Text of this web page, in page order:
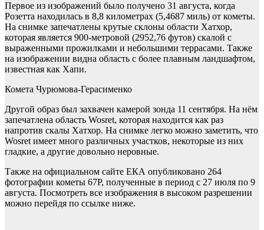
Первое из изображений было получено 31 августа, когда
Розетта находилась в 8,8 километрах (5,4687 миль) от кометы.
На снимке запечатлены крутые склоны области Хатхор,
которая является 900-метровой (2952,76 футов) скалой с
выраженными прожилками и небольшими террасами. Также
на изображении видна область с более плавным ландшафтом,
известная как Хапи.
Комета Чурюмова-Герасименко
Другой образ был захвачен камерой зонда 11 сентября. На нём
запечатлена область Wosret, которая находится как раз
напротив скалы Хатхор. На снимке легко можно заметить, что
Wosret имеет много различных участков, некоторые из них
гладкие, а другие довольно неровные.
Также на официальном сайте ЕКА опубликовано 264
фотографии кометы 67P, полученные в период с 27 июля по 9
августа. Посмотреть все изображения в высоком разрешении
можно перейдя по ссылке ниже.